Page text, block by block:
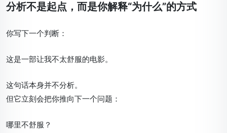
分析不是起点，而是你解释“为什么”的方式
你写下一个判断：
这是一部让我不太舒服的电影。
这句话本身并不分析。
但它立刻会把你推向下一个问题：
哪里不舒服？